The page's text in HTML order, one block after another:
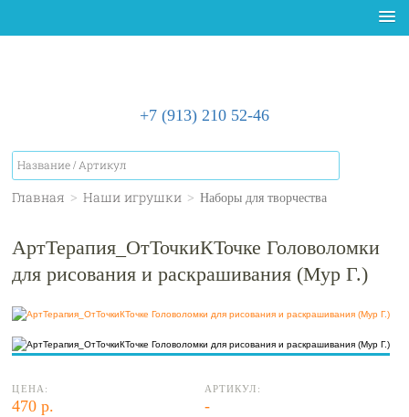
+7 (913) 210 52-46
Главная > Наши игрушки > Наборы для творчества
АртТерапия_ОтТочкиКТочке Головоломки
для рисования и раскрашивания (Мур Г.)
ЦЕНА:
470 р.
АРТИКУЛ:
-